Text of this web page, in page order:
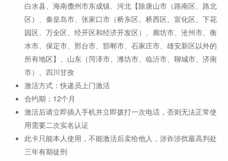
白水县、海南儋州市东成镇、河北【除唐山市（路南区、路北
区）、秦皇岛市、张家口市（桥东区‌、‌桥西区‌、‌宣化区‌、‌下花
园区‌、万全区、经开区和经济开发区）、廊坊市、沧州市、衡
水市、保定市、邢台市、邯郸市、石家庄市、雄安新区以外的
所有地区】、山东（菏泽市、潍坊市、临沂市、聊城市、济南
市）、四川甘孜
激活方式：快递员上门激活
合约期：12个月
激活后请立即插入手机并立即拨打一次电话，否则无法正常使
用需要二次实名认证
此卡只能本人使用，不能激活后卖给他人，涉诈涉扰最高判处
三年有期徒刑